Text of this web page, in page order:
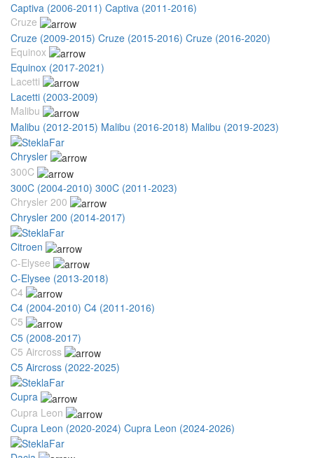
Captiva (2006-2011) Captiva (2011-2016)
Cruze
Cruze (2009-2015) Cruze (2015-2016) Cruze (2016-2020)
Equinox
Equinox (2017-2021)
Lacetti
Lacetti (2003-2009)
Malibu
Malibu (2012-2015) Malibu (2016-2018) Malibu (2019-2023)
Chrysler
300C
300C (2004-2010) 300C (2011-2023)
Chrysler 200
Chrysler 200 (2014-2017)
Citroen
C-Elysee
C-Elysee (2013-2018)
C4
C4 (2004-2010) C4 (2011-2016)
C5
C5 (2008-2017)
C5 Aircross
C5 Aircross (2022-2025)
Cupra
Cupra Leon
Cupra Leon (2020-2024) Cupra Leon (2024-2026)